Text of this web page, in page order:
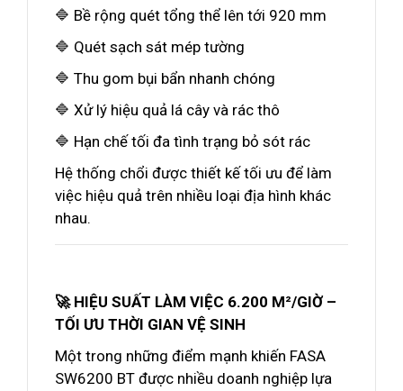
🔷 Bề rộng quét tổng thể lên tới 920 mm
🔷 Quét sạch sát mép tường
🔷 Thu gom bụi bẩn nhanh chóng
🔷 Xử lý hiệu quả lá cây và rác thô
🔷 Hạn chế tối đa tình trạng bỏ sót rác
Hệ thống chổi được thiết kế tối ưu để làm
việc hiệu quả trên nhiều loại địa hình khác
nhau.
🚀 HIỆU SUẤT LÀM VIỆC 6.200 M²/GIỜ –
TỐI ƯU THỜI GIAN VỆ SINH
Một trong những điểm mạnh khiến FASA
SW6200 BT được nhiều doanh nghiệp lựa